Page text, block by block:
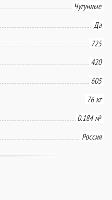
Чугунные
Да
725
420
605
76 кг
0.184 м³
Россия